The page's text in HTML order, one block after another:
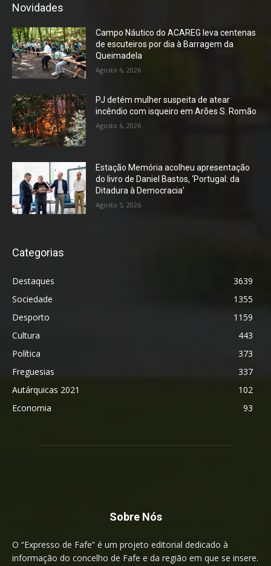
Novidades
Campo Náutico do ACAREG leva centenas
de escuteiros por dia à Barragem da
Queimadela
Agosto 6, 2026
PJ detém mulher suspeita de atear
incêndio com isqueiro em Arões S. Romão
Agosto 6, 2026
Estação Memória acolheu apresentação
do livro de Daniel Bastos, ‘Portugal: da
Ditadura à Democracia’
Agosto 5, 2026
Categorias
Destaques
3639
Sociedade
1355
Desporto
1159
Cultura
443
Política
373
Freguesias
337
Autárquicas 2021
102
Economia
93
Sobre Nós
O “Expresso de Fafe” é um projeto editorial dedicado à
informação do concelho de Fafe e da região em que se insere.